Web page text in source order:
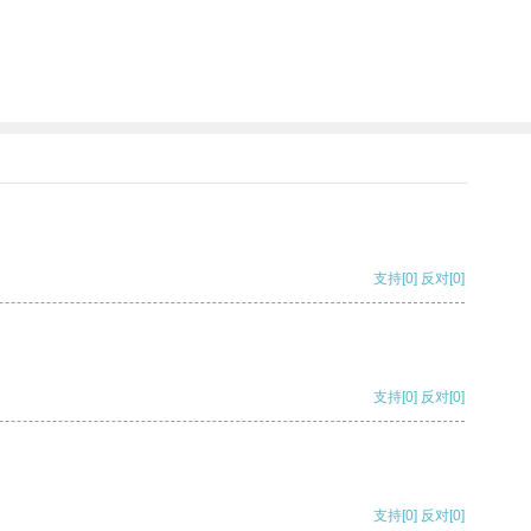
支持[0] 反对[0]
支持[0] 反对[0]
支持[0] 反对[0]